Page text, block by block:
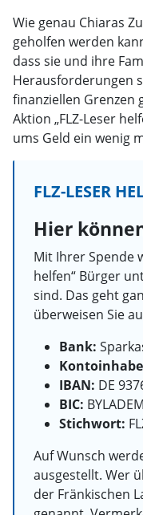
Wie genau Chiaras
geholfen werden
dass sie und ihre
Herausforderungen
finanziellen Grenzen
Aktion „FLZ-Leser
ums Geld ein wenig
FLZ-LESER
Hier
Mit Ihrer Spende
helfen“ Bürger
sind. Das geht
überweisen Sie
Bank:
IBAN: DE
BIC:
Stichwort:
Auf Wunsch
ausgestellt. Wer
der Fränkischen